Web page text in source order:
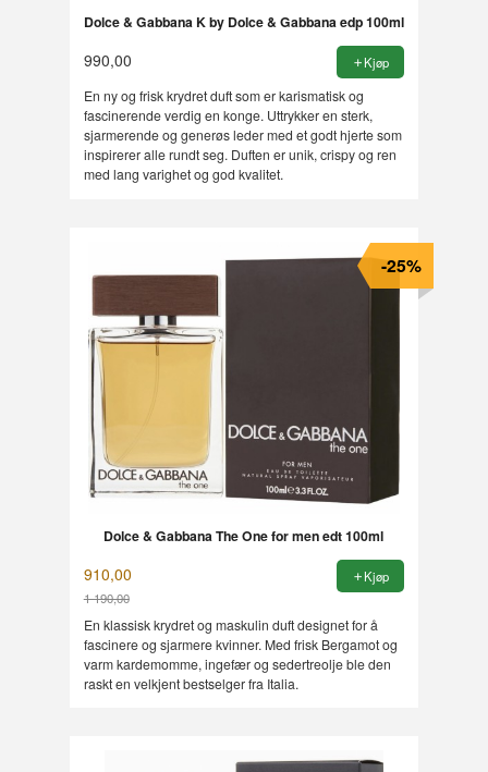
Dolce & Gabbana K by Dolce & Gabbana edp 100ml
990,00 Kjøp
En ny og frisk krydret duft som er karismatisk og
fascinerende verdig en konge. Uttrykker en sterk,
sjarmerende og generøs leder med et godt hjerte som
inspirerer alle rundt seg. Duften er unik, crispy og ren
med lang varighet og god kvalitet.
Dolce & Gabbana The One for men edt 100ml
910,00
1 190,00
Rabatt
-25%
Kjøp
En klassisk krydret og maskulin duft designet for å
fascinere og sjarmere kvinner. Med frisk Bergamot og
varm kardemomme, ingefær og sedertreolje ble den
raskt en velkjent bestselger fra Italia.